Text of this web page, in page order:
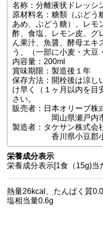
名称：分離液状ドレッシ
原材料名：糖類（ぶどう
あめ、ぶどう糖）、レモ
酢、食塩、レモン皮、グ
ん果汁、魚醤、酵母エキ
う、（一部に小麦・大豆
内容量：200ml
賞味期限：製造後１年
保存方法：開栓後は涼し
け早く（１ヶ月以内を目
さい。
販売者：日本オリーブ株
岡山県瀬戸内市牛
製造者：タケサン株式会
香川県小豆郡小豆
栄養成分表示
栄養成分表示[1食（15g)当
熱量26kcal、たんぱく質
塩相当量0.6g